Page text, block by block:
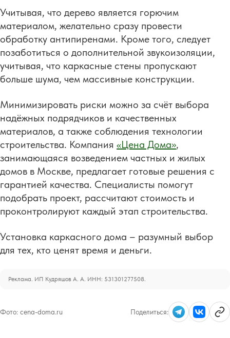
Учитывая, что дерево является горючим
материалом, желательно сразу провести
обработку антипиренами. Кроме того, следует
позаботиться о дополнительной звукоизоляции,
учитывая, что каркасные стены пропускают
больше шума, чем массивные конструкции.
Минимизировать риски можно за счёт выбора
надёжных подрядчиков и качественных
материалов, а также соблюдения технологии
строительства. Компания «Цена Дома»,
занимающаяся возведением частных и жилых
домов в Москве, предлагает готовые решения с
гарантией качества. Специалисты помогут
подобрать проект, рассчитают стоимость и
проконтролируют каждый этап строительства.
Установка каркасного дома – разумный выбор
для тех, кто ценят время и деньги.
Реклама. ИП Кудряшов А. А. ИНН: 531301277508.
Фото: cena-doma.ru Поделиться: